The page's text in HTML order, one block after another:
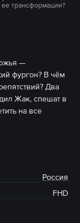
ее трансформации?
—
фургон? В чём
Два
Жак, спешат в
на все
Россия
FHD